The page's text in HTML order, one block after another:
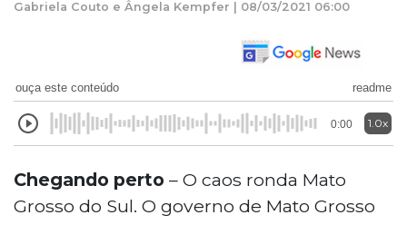
Gabriela Couto e Ângela Kempfer | 08/03/2021 06:00
ouça este conteúdo readme
0:00 1.0x
Chegando perto – O caos ronda Mato
Grosso do Sul. O governo de Mato Grosso